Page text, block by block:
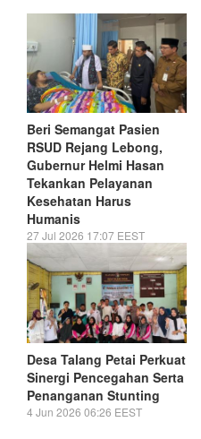
Beri Semangat Pasien
RSUD Rejang Lebong,
Gubernur Helmi Hasan
Tekankan Pelayanan
Kesehatan Harus
Humanis
27 Jul 2026 17:07 EEST
Desa Talang Petai Perkuat
Sinergi Pencegahan Serta
Penanganan Stunting
4 Jun 2026 06:26 EEST